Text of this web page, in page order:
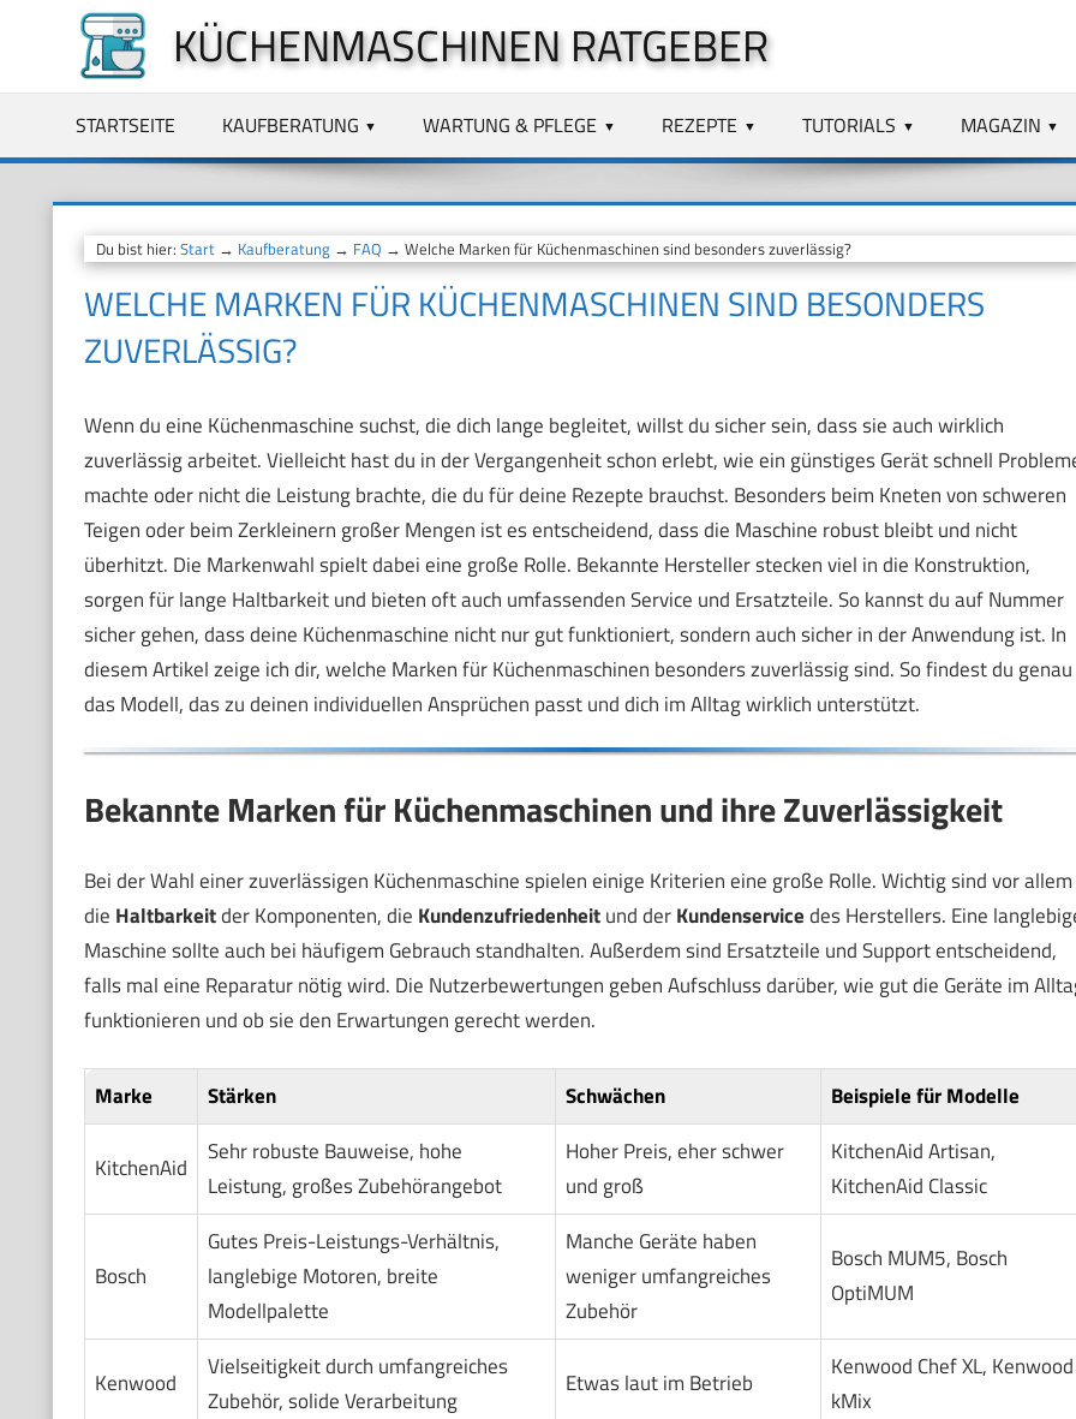
springen
KÜCHENMASCHINEN RATGEBER
STARTSEITE KAUFBERATUNG WARTUNG & PFLEGE REZEPTE TUTORIALS MAGAZIN
Du bist hier: Start→ Kaufberatung→ FAQ → Welche Marken für Küchenmaschinen sind besonders zuverlässig?
WELCHE MARKEN FÜR KÜCHENMASCHINEN SIND BESONDERS
ZUVERLÄSSIG?
Wenn du eine Küchenmaschine suchst, die dich lange begleitet, willst du sicher sein, dass sie auch wirklich
zuverlässig arbeitet. Vielleicht hast du in der Vergangenheit schon erlebt, wie ein günstiges Gerät schnell
machte oder nicht die Leistung brachte, die du für deine Rezepte brauchst. Besonders beim Kneten von schweren
Teigen oder beim Zerkleinern großer Mengen ist es entscheidend, dass die Maschine robust bleibt und nicht
überhitzt. Die Markenwahl spielt dabei eine große Rolle. Bekannte Hersteller stecken viel in die Konstruktion,
sorgen für lange Haltbarkeit und bieten oft auch umfassenden Service und Ersatzteile. So kannst du auf Nummer
sicher gehen, dass deine Küchenmaschine nicht nur gut funktioniert, sondern auch sicher in der Anwendung ist. In
diesem Artikel zeige ich dir, welche Marken für Küchenmaschinen besonders zuverlässig sind. So findest du genau
das Modell, das zu deinen individuellen Ansprüchen passt und dich im Alltag wirklich unterstützt.
Bekannte Marken für Küchenmaschinen und ihre Zuverlässigkeit
Bei der Wahl einer zuverlässigen Küchenmaschine spielen einige Kriterien eine große Rolle. Wichtig sind vor allem
die Haltbarkeitder Komponenten, die Kundenzufriedenheitund derKundenservicedes Herstellers. Eine
Maschine sollte auch bei häufigem Gebrauch standhalten. Außerdem sind Ersatzteile und Support entscheidend,
falls mal eine Reparatur nötig wird. Die Nutzerbewertungen geben Aufschluss darüber, wie gut die Geräte im
funktionieren und ob sie den Erwartungen gerecht werden.
Marke Stärken Schwächen Beispiele für Modelle
KitchenAid
Sehr robuste Bauweise, hohe
Leistung, großes Zubehörangebot
Hoher Preis, eher schwer
und groß
KitchenAid Artisan,
KitchenAid Classic
Bosch
Gutes Preis-Leistungs-Verhältnis,
langlebige Motoren, breite
Modellpalette
Manche Geräte haben
weniger umfangreiches
Zubehör
Bosch MUM5, Bosch
OptiMUM
Kenwood
Vielseitigkeit durch umfangreiches
Zubehör, solide Verarbeitung
Etwas laut im Betrieb
Kenwood Chef XL, Kenwood
kMix